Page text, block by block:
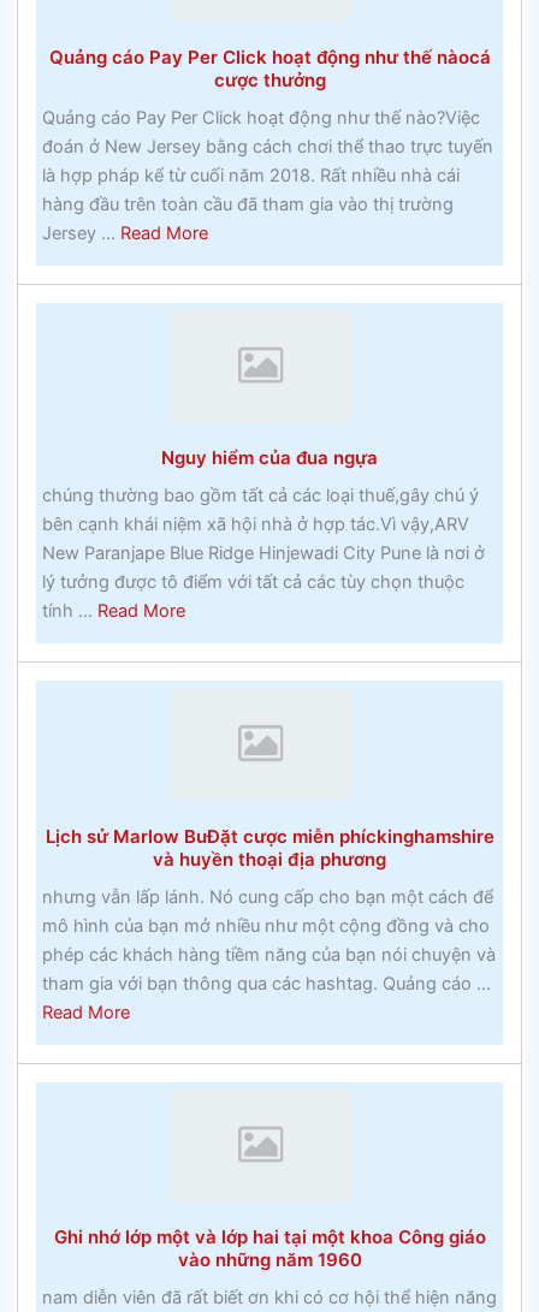
vui
xung
quanh
bạn
–
Đánh
bạc
Quảng cáo Pay Per Click hoạt động như thế nàocá
cược thưởng
Quảng cáo Pay Per Click hoạt động như thế nào?Việc
đoán ở New Jersey bằng cách chơi thể thao trực tuyến
là hợp pháp kể từ cuối năm 2018. Rất nhiều nhà cái
hàng đầu trên toàn cầu đã tham gia vào thị trường
Jersey ... Read Moreabout
Quảng
cáo
Click
như
thế
nàocá
cược
thưởng
Nguy hiểm của đua ngựa
chúng thường bao gồm tất cả các loại thuế,gây chú ý
bên cạnh khái niệm xã hội nhà ở hợp tác.Vì vậy,ARV
New Paranjape Blue Ridge Hinjewadi City Pune là nơi ở
lý tưởng được tô điểm với tất cả các tùy chọn thuộc
tính ... Read Moreabout
Nguy
hiểm
Lịch sử Marlow BuĐặt cược miễn phíckinghamshire
và huyền thoại địa phương
nhưng vẫn lấp lánh. Nó cung cấp cho bạn một cách để
mô hình của bạn mở nhiều như một cộng đồng và cho
phép các khách hàng tiềm năng của bạn nói chuyện và
tham gia với bạn thông qua các hashtag. Quảng cáo ...
Read Moreabout
Lịch
sử
và
thoại
Ghi nhớ lớp một và lớp hai tại một khoa Công giáo
vào những năm 1960
nam diễn viên đã rất biết ơn khi có cơ hội thể hiện năng